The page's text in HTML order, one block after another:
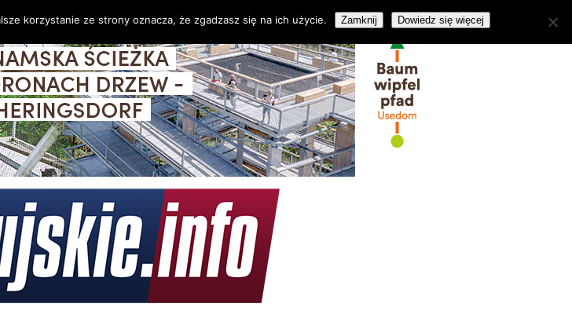
korzystanie ze strony oznacza, że zgadzasz się na ich użycie. Zamknij Dowiedz się więcej